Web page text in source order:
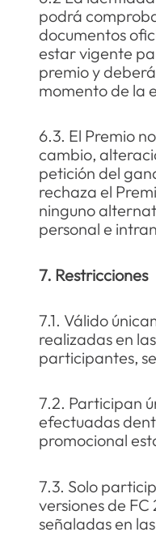
podrá
documentos
estar vigente
premio y
momento de la
6.3. El Premio
cambio,
petición del
rechaza el
ninguno
personal e
7. Restricciones
7.1. Válido
realizadas en
participantes,
7.2. Participan
efectuadas
promocional
7.3. Solo
versiones de
señaladas en